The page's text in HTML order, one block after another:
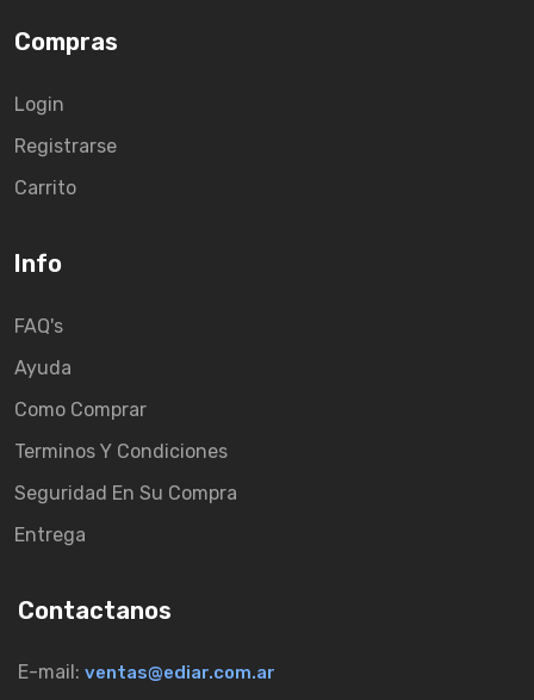
Compras
Login
Registrarse
Carrito
Info
FAQ's
Ayuda
Como Comprar
Terminos Y Condiciones
Seguridad En Su Compra
Entrega
Contactanos
E-mail: ventas@ediar.com.ar